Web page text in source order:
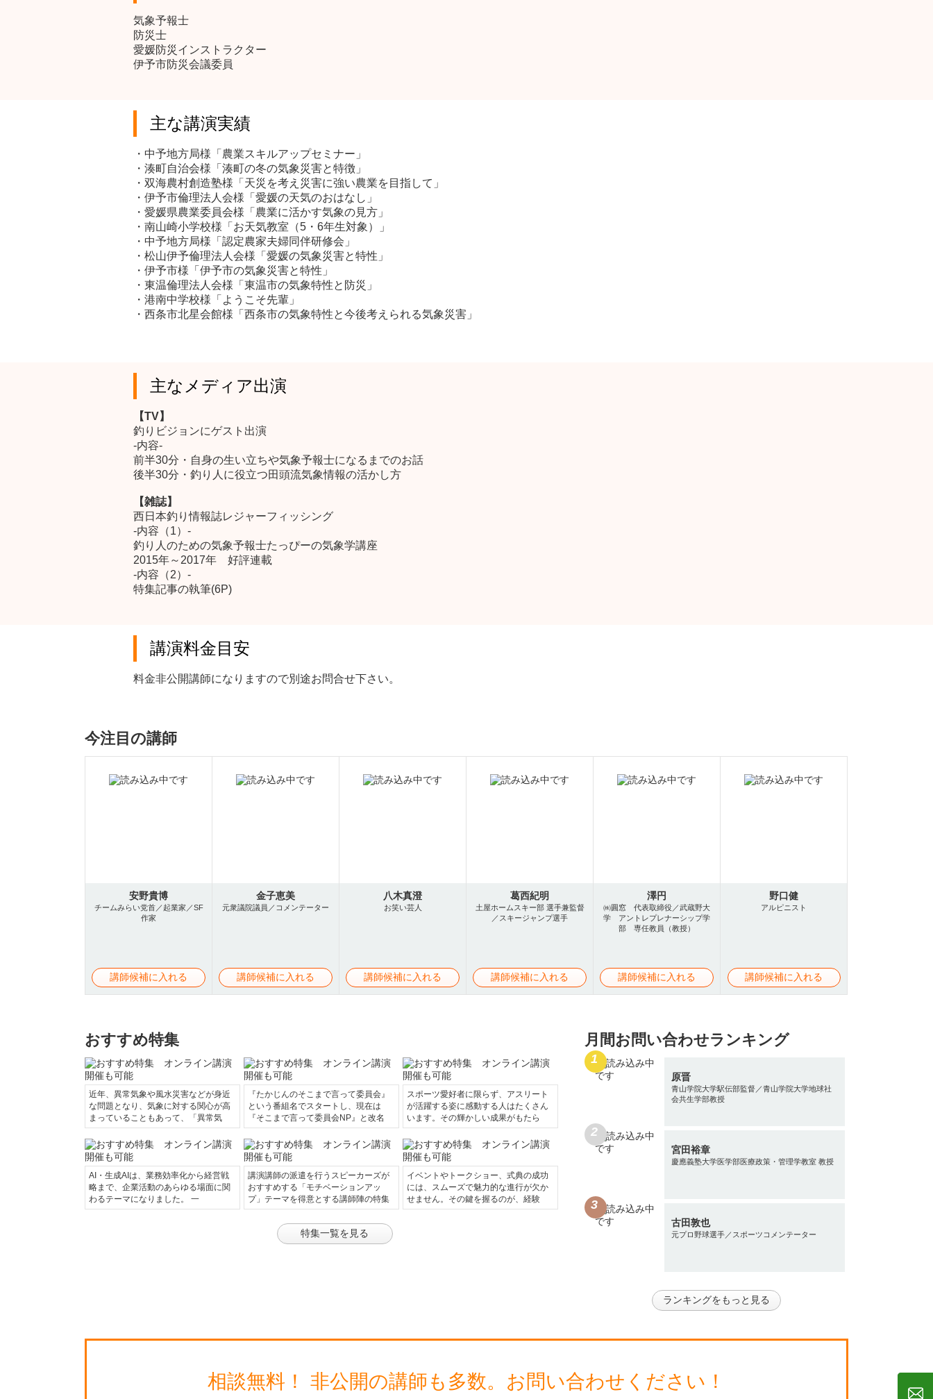
気象予報士
防災士
愛媛防災インストラクター
伊予市防災会議委員
主な講演実績
・中予地方局様「農業スキルアップセミナー」
・湊町自治会様「湊町の冬の気象災害と特徴」
・双海農村創造塾様「天災を考え災害に強い農業を目指して」
・伊予市倫理法人会様「愛媛の天気のおはなし」
・愛媛県農業委員会様「農業に活かす気象の見方」
・南山崎小学校様「お天気教室（5・6年生対象）」
・中予地方局様「認定農家夫婦同伴研修会」
・松山伊予倫理法人会様「愛媛の気象災害と特性」
・伊予市様「伊予市の気象災害と特性」
・東温倫理法人会様「東温市の気象特性と防災」
・港南中学校様「ようこそ先輩」
・西条市北星会館様「西条市の気象特性と今後考えられる気象災害」
主なメディア出演
【TV】
釣りビジョンにゲスト出演
-内容-
前半30分・自身の生い立ちや気象予報士になるまでのお話
後半30分・釣り人に役立つ田頭流気象情報の活かし方
【雑誌】
西日本釣り情報誌レジャーフィッシング
-内容（1）-
釣り人のための気象予報士たっぴーの気象学講座
2015年～2017年 好評連載
-内容（2）-
特集記事の執筆(6P)
講演料金目安
料金非公開講師になりますので別途お問合せ下さい。
今注目の講師
安野貴博
チームみらい党首／起業家／SF
作家
講師候補に入れる
金子恵美
元衆議院議員／コメンテーター
講師候補に入れる
八木真澄
お笑い芸人
講師候補に入れる
葛西紀明
土屋ホームスキー部 選手兼監督
／スキージャンプ選手
講師候補に入れる
澤円
㈱圓窓 代表取締役／武蔵野大
学 アントレプレナーシップ学
部 専任教員（教授）
講師候補に入れる
野口健
アルピニスト
講師候補に入れる
おすすめ特集
近年、異常気象や風水災害などが身近
な問題となり、気象に対する関心が高
まっていることもあって、「異常気
『たかじんのそこまで言って委員会』
という番組名でスタートし、現在は
『そこまで言って委員会NP』と改名
スポーツ愛好者に限らず、アスリート
が活躍する姿に感動する人はたくさん
います。その輝かしい成果がもたら
AI・生成AIは、業務効率化から経営戦
略まで、企業活動のあらゆる場面に関
わるテーマになりました。 一
講演講師の派遣を行うスピーカーズが
おすすめする「モチベーションアッ
プ」テーマを得意とする講師陣の特集
イベントやトークショー、式典の成功
には、スムーズで魅力的な進行が欠か
せません。その鍵を握るのが、経験
特集一覧を見る
月間お問い合わせランキング
原晋
青山学院大学駅伝部監督／青山学院大学地球社
会共生学部教授
宮田裕章
慶應義塾大学医学部医療政策・管理学教室 教授
古田敦也
元プロ野球選手／スポーツコメンテーター
ランキングをもっと見る
相談無料！ 非公開の講師も多数。 お問い合わせください！